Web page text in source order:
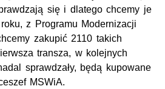
się i dlatego chcemy je
z Programu Modernizacji
zakupić 2110 takich
transza, w kolejnych
sprawdzały, będą kupowane
MSWiA.